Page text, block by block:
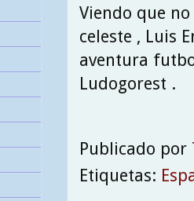
Viendo que
celeste , Luis
aventura
Ludogorest .
Publicado por
Etiquetas: